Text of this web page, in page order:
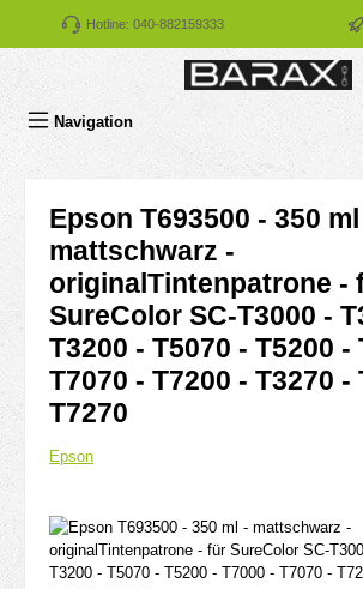
Zum Hauptinhalt springen
Hotline: 040-882159333
Navigation
Epson T693500 - 350
mattschwarz -
originalTintenpatrone -
SureColor SC-T3000 -
T3200 - T5070 - T5200 -
T7070 - T7200 - T3270 -
T7270
Epson
Bildergalerie überspringen